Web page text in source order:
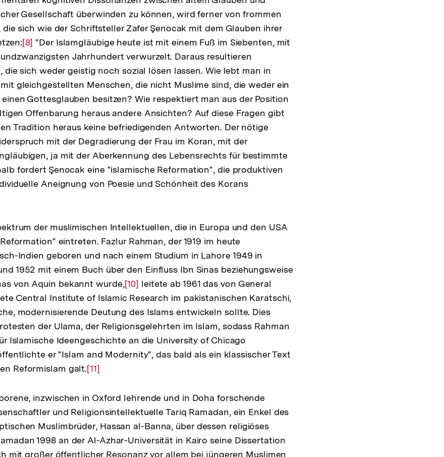
Gesellschaft überwinden zu können, wird ferner von frommen
sich wie der Schriftsteller Zafer Şenocak mit dem Glauben ihrer
Zur
Auflösung
der
Fußnote
[8] "Der Islamgläubige heute ist mit einem Fuß im Siebenten, mit
Jahrhundert verwurzelt. Daraus resultieren
die sich weder geistig noch sozial lösen lassen. Wie lebt man in
gleichgestellten Menschen, die nicht Muslime sind, die weder ein
Gottesglauben besitzen? Wie respektiert man aus der Position
Offenbarung heraus andere Ansichten? Auf diese Fragen gibt
Tradition heraus keine befriedigenden Antworten. Der nötige
mit der Degradierung der Frau im Koran, mit der
ja mit der Aberkennung des Lebensrechts für bestimmte
fordert Şenocak eine "islamische Reformation", die produktiven
Aneignung von Poesie und Schönheit des Korans
der muslimischen Intellektuellen, die in Europa und den USA
eintreten. Fazlur Rahman, der 1919 im heute
Indien geboren und nach einem Studium in Lahore 1949 in
1952 mit einem Buch über den Einfluss Ibn Sinas beziehungsweise
von Aquin bekannt wurde,Zur
Auflösung
der
Fußnote
[10] leitete ab 1961 das von General
Central Institute of Islamic Research im pakistanischen Karatschi,
modernisierende Deutung des Islams entwickeln sollte. Dies
der Ulama, der Religionsgelehrten im Islam, sodass Rahman
Islamische Ideengeschichte an die University of Chicago
er "Islam and Modernity", das bald als ein klassischer Text
Reformislam galt.Zur
der
Fußnote
[11]
inzwischen in Oxford lehrende und in Doha forschende
und Religionsintellektuelle Tariq Ramadan, ein Enkel des
Muslimbrüder, Hassan al-Banna, über dessen religiöses
1998 an der Al-Azhar-Universität in Kairo seine Dissertation
mit großer öffentlicher Resonanz vor allem bei jüngeren Muslimen